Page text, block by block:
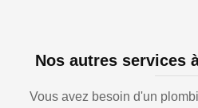
Nos autres services
Vous avez besoin d'un